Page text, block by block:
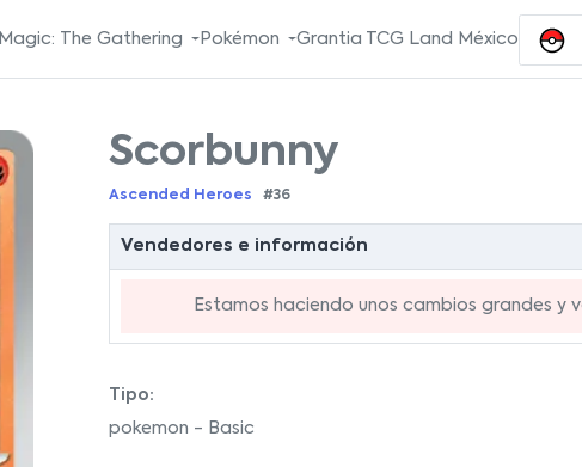
Magic: The Gathering Pokémon Grantia TCG Land México
Scorbunny
Ascended Heroes #36
Vendedores e información
Estamos haciendo unos cambios grandes y
Tipo:
pokemon - Basic